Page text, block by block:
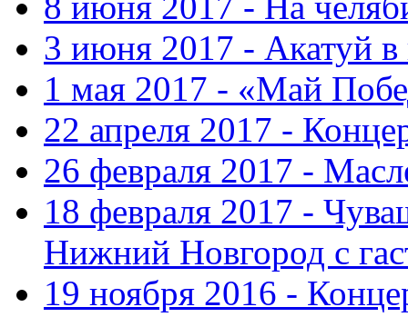
3 июня 2017 - Акатуй в
1 мая 2017 - «Май
22 апреля 2017 -
26 февраля 2017 -
18 февраля 2017 -
Нижний Новгород с
19 ноября 2016 -